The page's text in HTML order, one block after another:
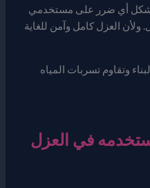
يشكل أي ضرر على مستخدمي
ولأن العزل كامل وآمن للغاية
وتقاوم تسربات المياه
في العزل